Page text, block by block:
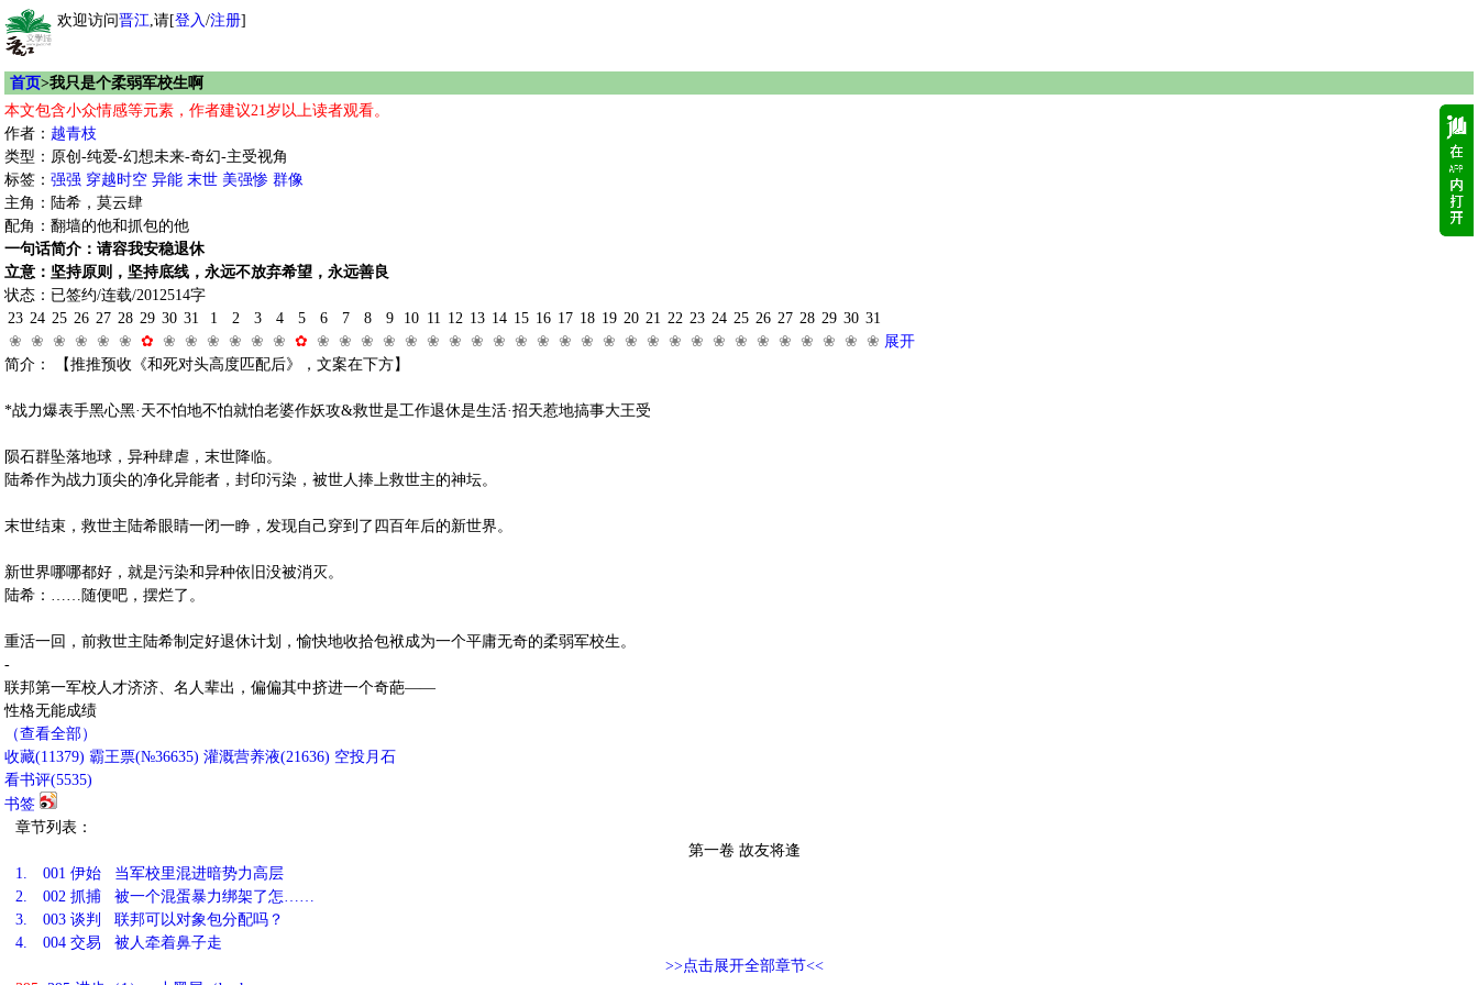
欢迎访问晋江,请[登入/注册]
首页>我只是个柔弱军校生啊
本文包含小众情感等元素，作者建议21岁以上读者观看。
作者： 越青枝
类型：原创-纯爱-幻想未来-奇幻-主受视角
标签： 强强 穿越时空 异能 末世 美强惨 群像
主角：陆希，莫云肆
配角：翻墙的他和抓包的他
一句话简介：请容我安稳退休
立意：坚持原则，坚持底线，永远不放弃希望，永远善良
状态：已签约/连载/2012514字
23
❀
24
❀
25
❀
26
❀
27
❀
28
❀
29
✿
30
❀
31
❀
1
❀
2
❀
3
❀
4
❀
5
✿
6
❀
7
❀
8
❀
9
❀
10
❀
11
❀
12
❀
13
❀
14
❀
15
❀
16
❀
17
❀
18
❀
19
❀
20
❀
21
❀
22
❀
23
❀
24
❀
25
❀
26
❀
27
❀
28
❀
29
❀
30
❀
31
❀ 展开
简介： 【推推预收《和死对头高度匹配后》，文案在下方】
*战力爆表手黑心黑·天不怕地不怕就怕老婆作妖攻&救世是工作退休是生活·招天惹地搞事大王受
陨石群坠落地球，异种肆虐，末世降临。
陆希作为战力顶尖的净化异能者，封印污染，被世人捧上救世主的神坛。
末世结束，救世主陆希眼睛一闭一睁，发现自己穿到了四百年后的新世界。
新世界哪哪都好，就是污染和异种依旧没被消灭。
陆希：……随便吧，摆烂了。
重活一回，前救世主陆希制定好退休计划，愉快地收拾包袱成为一个平庸无奇的柔弱军校生。
-
联邦第一军校人才济济、名人辈出，偏偏其中挤进一个奇葩——
性格无能成绩
（查看全部）
收藏(11379) 霸王票(№36635) 灌溉营养液(21636) 空投月石
看书评(5535)
书签
章节列表：
第一卷 故友将逢
1.
001 伊始 当军校里混进暗势力高层
2.
002 抓捕 被一个混蛋暴力绑架了怎……
3.
003 谈判 联邦可以对象包分配吗？
4.
004 交易 被人牵着鼻子走
>>点击展开全部章节<<